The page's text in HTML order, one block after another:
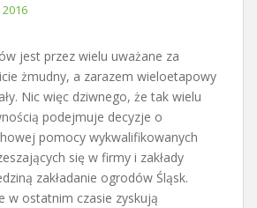
jest przez wielu uważane za
żmudny, a zarazem wieloetapowy
Nic więc dziwnego, że tak wielu
podejmuje decyzje o
pomocy wykwalifikowanych
się w firmy i zakłady
zakładanie ogrodów Śląsk.
w ostatnim czasie zyskują